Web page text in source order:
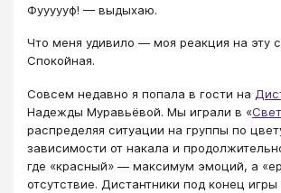
Фуууууф! — выдыхаю.
Что меня удивило — моя реакция на эту
Спокойная.
Совсем недавно я попала в гости на
Надежды Муравьёвой. Мы играли в «
распределяя ситуации на группы по
зависимости от накала и
где «красный» — максимум эмоций, а
отсутствие. Дистантники под конец игры